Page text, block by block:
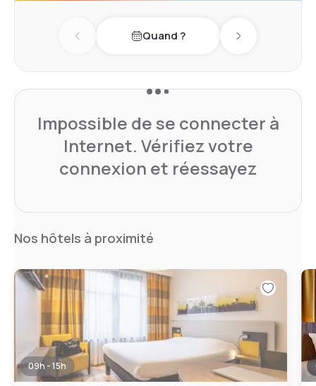
Previous dayQuand ? Next day
Impossible de se connecter à
Internet. Vérifiez votre
connexion et réessayez
Nos hôtels à proximité
09h - 15h